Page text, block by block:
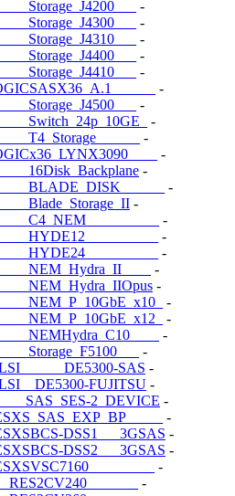
-
-
-
-
-
-
-
-
-
-
-
-
-
-
-
-
-
-
-
-
-
-
SAS -
FUJITSU -
2_DEVICE -
-
DSS1___3GSAS -
DSS2___3GSAS -
-
-